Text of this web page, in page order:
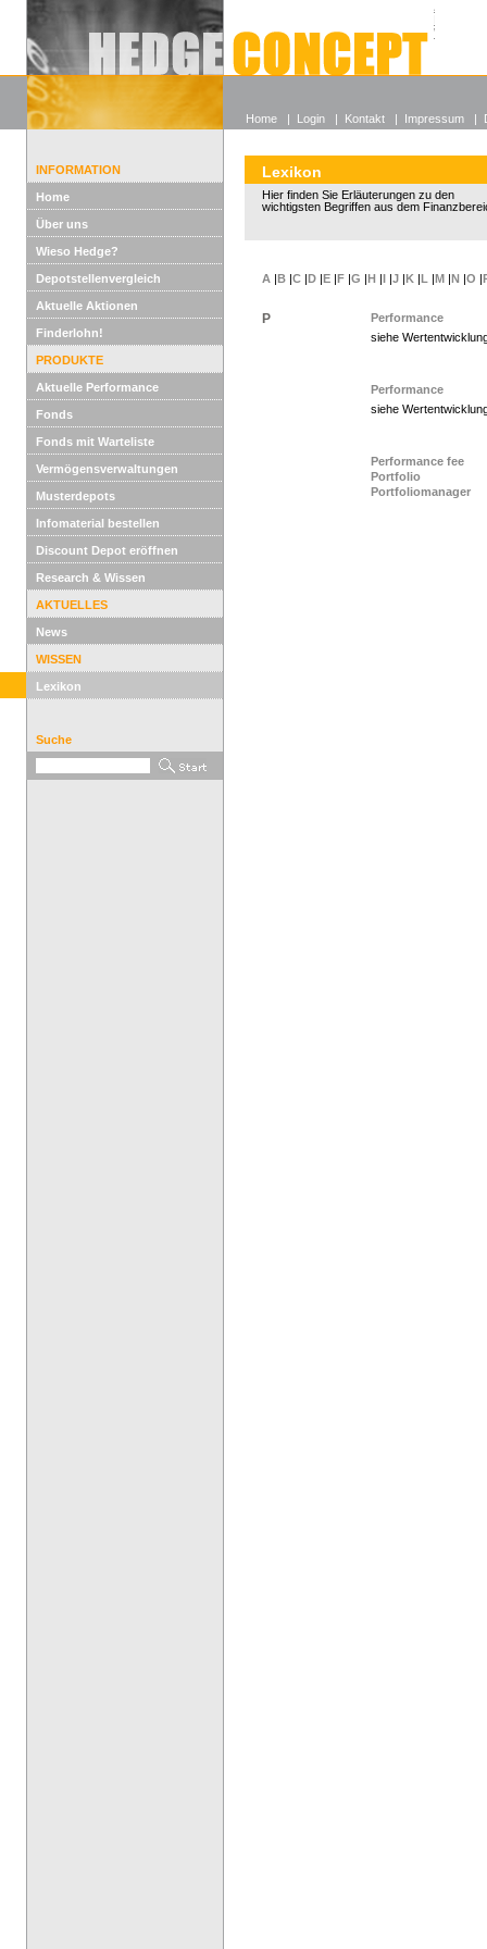
Alle
Wieso
INFORMATION
Home
Über uns
Wieso Hedge?
Depotstellenvergleich
Aktuelle Aktionen
Finderlohn!
PRODUKTE
Aktuelle Performance
Fonds
Fonds mit Warteliste
Vermögensverwaltungen
Musterdepots
Infomaterial bestellen
Discount Depot eröffnen
Research & Wissen
AKTUELLES
News
WISSEN
Lexikon
Suche
Lexikon
Hier finden Sie Erläuterungen zu den
wichtigsten Begriffen aus dem
A |B |C |D |E |F |G |H |I |J |K |L |M |N |O |
P
Performance
siehe
Performance
siehe
Performance fee
Portfolio
Portfoliomanager
Home | Login | Kontakt | Impressum |